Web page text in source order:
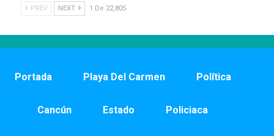
PREV NEXT 1 De 22,805
Portada Playa Del Carmen Política
Cancún Estado Policiaca